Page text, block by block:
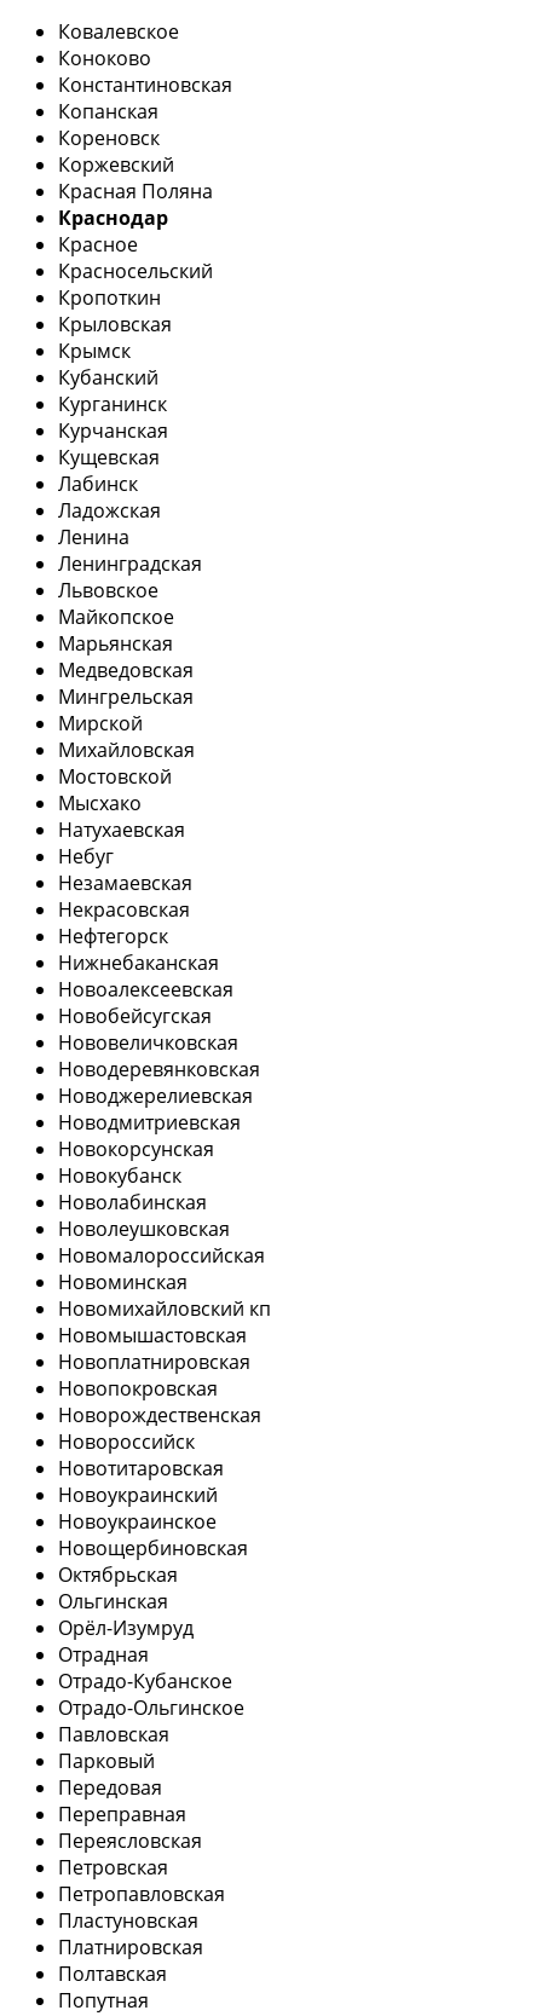
Ковалевское
Коноково
Константиновская
Копанская
Кореновск
Коржевский
Красная Поляна
Краснодар
Красное
Красносельский
Кропоткин
Крыловская
Крымск
Кубанский
Курганинск
Курчанская
Кущевская
Лабинск
Ладожская
Ленина
Ленинградская
Львовское
Майкопское
Марьянская
Медведовская
Мингрельская
Мирской
Михайловская
Мостовской
Мысхако
Натухаевская
Небуг
Незамаевская
Некрасовская
Нефтегорск
Нижнебаканская
Новоалексеевская
Новобейсугская
Нововеличковская
Новодеревянковская
Новоджерелиевская
Новодмитриевская
Новокорсунская
Новокубанск
Новолабинская
Новолеушковская
Новомалороссийская
Новоминская
Новомихайловский кп
Новомышастовская
Новоплатнировская
Новопокровская
Новорождественская
Новороссийск
Новотитаровская
Новоукраинский
Новоукраинское
Новощербиновская
Октябрьская
Ольгинская
Орёл-Изумруд
Отрадная
Отрадо-Кубанское
Отрадо-Ольгинское
Павловская
Парковый
Передовая
Переправная
Переясловская
Петровская
Петропавловская
Пластуновская
Платнировская
Полтавская
Попутная